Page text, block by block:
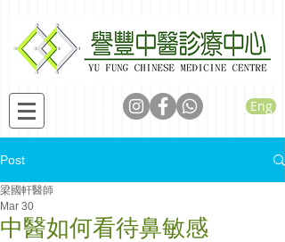
Eng
Post
中醫如何看待鼻敏感
梁國軒醫師
Mar 30